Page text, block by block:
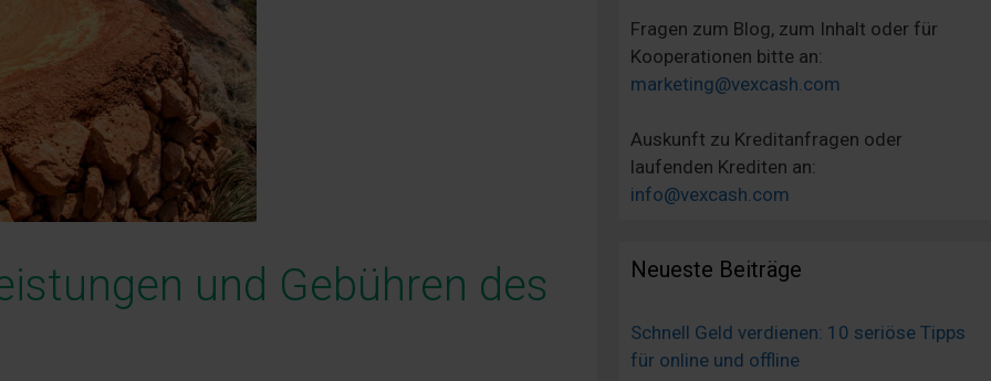
und Gebühren des
Fragen zum Blog, zum Inhalt oder für
Kooperationen bitte an:
marketing@vexcash.com
Auskunft zu Kreditanfragen oder
laufenden Krediten an:
info@vexcash.com
Neueste Beiträge
Schnell Geld verdienen: 10 seriöse Tipps
für online und offline